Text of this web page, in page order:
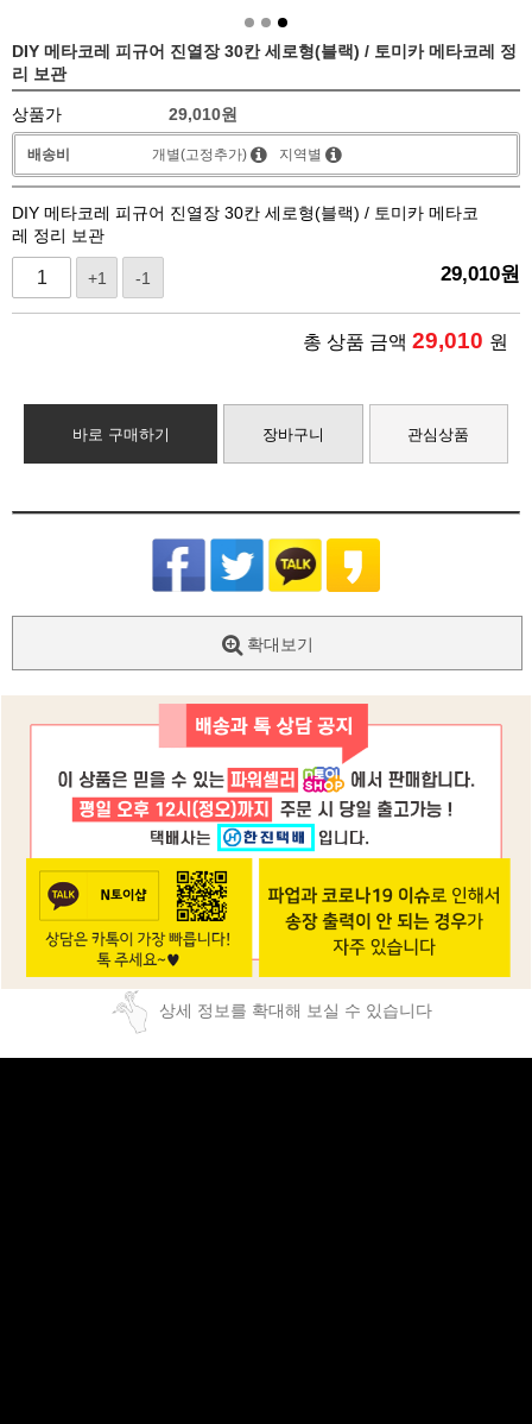
DIY 메타코레 피규어 진열장 30칸 세로형(블랙) / 토미카 메타코레 정
리 보관
상품가 29,010원
배송비 개별(고정추가) 지역별
DIY 메타코레 피규어 진열장 30칸 세로형(블랙) / 토미카 메타코
레 정리 보관
+1 -1 29,010원
총 상품 금액 29,010 원
바로 구매하기 장바구니 관심상품
확대보기
상세 정보를 확대해 보실 수 있습니다